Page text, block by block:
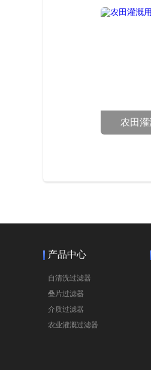
农田
产品中心
自清洗过滤器
叠片过滤器
介质过滤器
农业灌溉过滤器